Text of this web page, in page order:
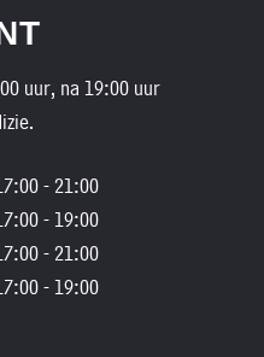
uur, na 19:00 uur
- 21:00
- 19:00
- 21:00
- 19:00